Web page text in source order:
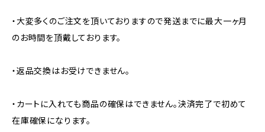
・大変多くのご注文を頂いておりますので発送までに最大一ヶ月
のお時間を頂戴しております。
・返品交換はお受けできません。
・カートに入れても商品の確保はできません。決済完了で初めて
在庫確保になります。